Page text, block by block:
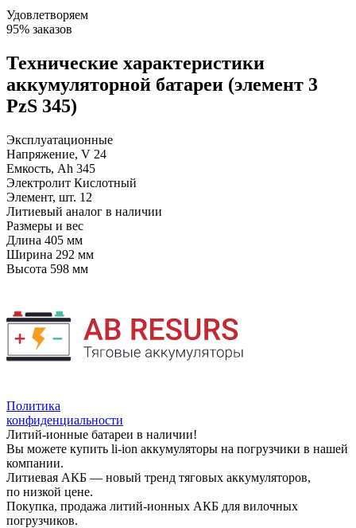
Удовлетворяем
95% заказов
Технические характеристики
аккумуляторной батареи (элемент 3
PzS 345)
Эксплуатационные
Напряжение, V 24
Емкость, Ah 345
Электролит Кислотный
Элемент, шт. 12
Литиевый аналог в наличии
Размеры и вес
Длина 405 мм
Ширина 292 мм
Высота 598 мм
Политика
конфиденциальности
Литий-ионные батареи в наличии!
Вы можете купить li-ion аккумуляторы на погрузчики в нашей
компании.
Литиевая АКБ — новый тренд тяговых аккумуляторов,
по низкой цене.
Покупка, продажа литий-ионных АКБ для вилочных
погрузчиков.